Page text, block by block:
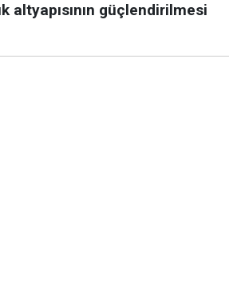
altyapısının güçlendirilmesi